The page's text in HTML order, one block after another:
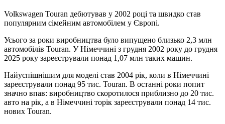
Volkswagen Touran дебютував у 2002 році та швидко став
популярним сімейним автомобілем у Європі.
Усього за роки виробництва було випущено близько 2,3 млн
автомобілів Touran. У Німеччині з грудня 2002 року до грудня
2025 року зареєстрували понад 1,07 млн таких машин.
Найуспішнішим для моделі став 2004 рік, коли в Німеччині
зареєстрували понад 95 тис. Touran. В останні роки попит
значно впав: виробництво скоротилося приблизно до 20 тис.
авто на рік, а в Німеччині торік зареєстрували понад 14 тис.
нових Touran.